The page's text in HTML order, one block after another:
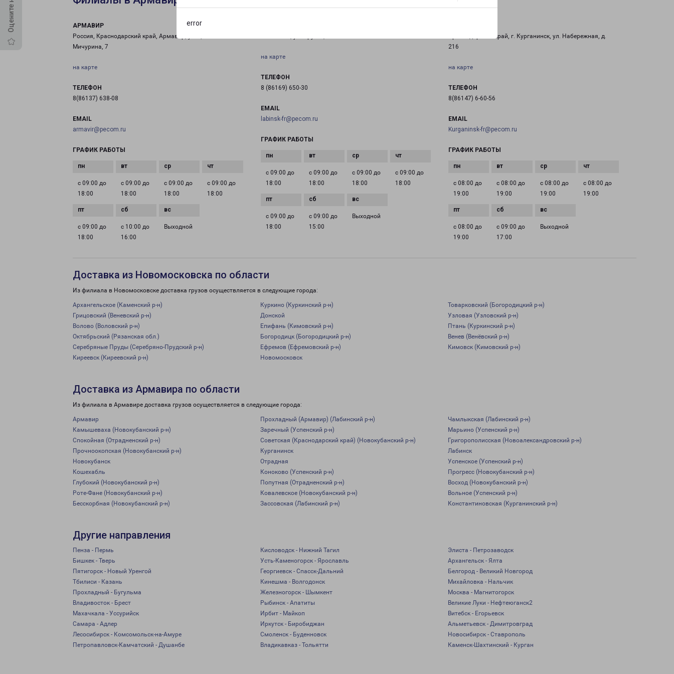
error
АРМАВИР
Россия, Краснодарский край, Армавир, улица
Мичурина, 7
на карте
ТЕЛЕФОН
8(86137) 638-08
EMAIL
armavir@pecom.ru
ГРАФИК РАБОТЫ
с 09:00 до
18:00
с 09:00 до
18:00
с 09:00 до
18:00
с 09:00 до
18:00
с 09:00 до
18:00
с 10:00 до
16:00
Выходной
на карте
ТЕЛЕФОН
8 (86169) 650-30
EMAIL
labinsk-fr@pecom.ru
ГРАФИК РАБОТЫ
с 09:00 до
18:00
с 09:00 до
18:00
с 09:00 до
18:00
с 09:00 до
18:00
с 09:00 до
18:00
с 09:00 до
15:00
Выходной
Краснодарский край, г. Курганинск, ул. Набережная, д.
216
на карте
ТЕЛЕФОН
8(86147) 6-60-56
EMAIL
Kurganinsk-fr@pecom.ru
ГРАФИК РАБОТЫ
с 08:00 до
19:00
с 08:00 до
19:00
с 08:00 до
19:00
с 08:00 до
19:00
с 08:00 до
19:00
с 09:00 до
17:00
Выходной
Доставка из Новомосковска по области
Из филиала в Новомосковске доставка грузов осуществляется в следующие города:
Архангельское (Каменский р-н) Куркино (Куркинский р-н)
Товарковский (Богородицкий р-н)
Грицовский (Веневский р-н)
Донской
Узловая (Узловский р-н)
Волово (Воловский р-н)
Епифань (Кимовский р-н)
Птань (Куркинский р-н)
Октябрьский (Рязанская обл.)
Богородицк (Богородицкий р-н)
Венев (Венёвский р-н)
Серебряные Пруды (Серебряно-Прудский р-н)
Ефремов (Ефремовский р-н)
Кимовск (Кимовский р-н)
Киреевск (Киреевский р-н)
Новомосковск
Доставка из Армавира по области
Из филиала в Армавире доставка грузов осуществляется в следующие города:
Армавир Прохладный (Армавир) (Лабинский р-н)
Чамлыкская (Лабинский р-н)
Камышеваха (Новокубанский р-н)
Заречный (Успенский р-н)
Марьино (Успенский р-н)
Спокойная (Отрадненский р-н)
Советская (Краснодарский край) (Новокубанский р-н)
Григорополисская (Новоалександровский р-н)
Прочноокопская (Новокубанский р-н)
Курганинск
Лабинск
Новокубанск
Отрадная
Успенское (Успенский р-н)
Кошехабль
Коноково (Успенский р-н)
Прогресс (Новокубанский р-н)
Глубокий (Новокубанский р-н)
Попутная (Отрадненский р-н)
Восход (Новокубанский р-н)
Роте-Фане (Новокубанский р-н)
Ковалевское (Новокубанский р-н)
Вольное (Успенский р-н)
Бесскорбная (Новокубанский р-н)
Зассовская (Лабинский р-н) Константиновская (Курганинский р-н)
Другие направления
Пенза - Пермь Кисловодск - Нижний Тагил
Элиста - Петрозаводск
Бишкек - Тверь
Усть-Каменогорск - Ярославль
Архангельск - Ялта
Пятигорск - Новый Уренгой
Георгиевск - Спасск-Дальний
Белгород - Великий Новгород
Тбилиси - Казань
Кинешма - Волгодонск
Михайловка - Нальчик
Прохладный - Бугульма
Железногорск - Шымкент
Москва - Магнитогорск
Владивосток - Брест
Рыбинск - Апатиты
Великие Луки - Нефтеюганск2
Махачкала - Уссурийск
Ирбит - Майкоп
Витебск - Егорьевск
Самара - Адлер
Иркутск - Биробиджан
Альметьевск - Димитровград
Лесосибирск - Комсомольск-на-Амуре
Смоленск - Буденновск
Новосибирск - Ставрополь
Петропавловск-Камчатский - Душанбе
Владикавказ - Тольятти Каменск-Шахтинский - Курган